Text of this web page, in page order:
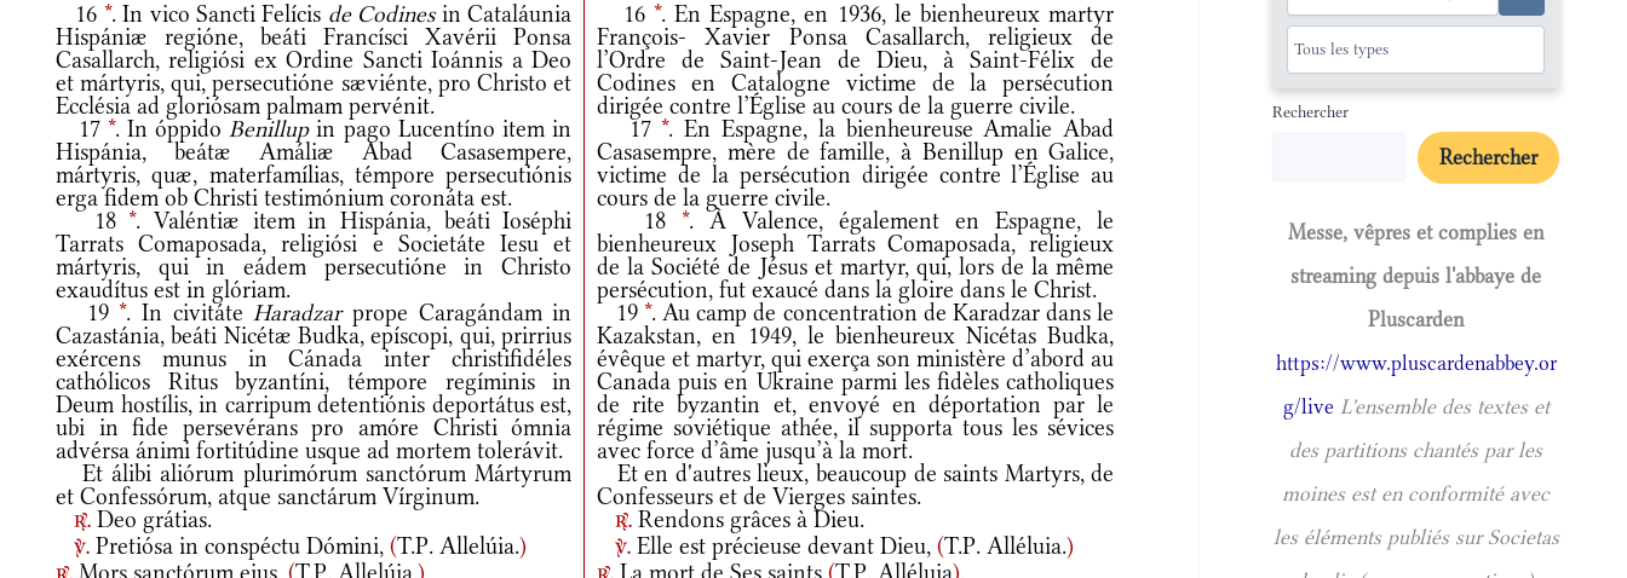
16 *. In vico Sancti Felícis de Codinesin Cataláunia
Hispániæ regióne, beáti Francísci Xavérii Ponsa
Casallarch, religiósi ex Ordine Sancti Ioánnis a Deo
et mártyris, qui, persecutióne sæviénte, pro Christo et
Ecclésia ad gloriósam palmam pervénit.
16 *. En Espagne, en 1936, le bienheureux martyr
François- Xavier Ponsa Casallarch, religieux de
l’Ordre de Saint-Jean de Dieu, à Saint-Félix de
Codines en Catalogne victime de la persécution
dirigée contre l’Église au cours de la guerre civile.
17 *. In óppidoBenillupin pago Lucentíno item in
Hispánia, beátæ Amáliæ Abad Casasempere,
mártyris, quæ, materfamílias, témpore persecutiónis
erga fidem ob Christi testimónium coronáta est.
17 *. En Espagne, la bienheureuse Amalie Abad
Casasempre, mère de famille, à Benillup en Galice,
victime de la persécution dirigée contre l’Église au
cours de la guerre civile.
18 *. Valéntiæ item in Hispánia, beáti Ioséphi
Tarrats Comaposada, religiósi e Societáte Iesu et
mártyris, qui in eádem persecutióne in Christo
exaudítus est in glóriam.
18 *. À Valence, également en Espagne, le
bienheureux Joseph Tarrats Comaposada, religieux
de la Société de Jésus et martyr, qui, lors de la même
persécution, fut exaucé dans la gloire dans le Christ.
19 *. In civitáteHaradzarprope Caragándam in
Cazastánia, beáti Nicétæ Budka, epíscopi, qui, prirrius
exércens munus in Cánada inter christifidéles
cathólicos Ritus byzantíni, témpore regíminis in
Deum hostílis, in carripum detentiónis deportátus est,
ubi in fide persevérans pro amóre Christi ómnia
advérsa ánimi fortitúdine usque ad mortem tolerávit.
19 *. Au camp de concentration de Karadzar dans le
Kazakstan, en 1949, le bienheureux Nicétas Budka,
évêque et martyr, qui exerça son ministère d’abord au
Canada puis en Ukraine parmi les fidèles catholiques
de rite byzantin et, envoyé en déportation par le
régime soviétique athée, il supporta tous les sévices
avec force d’âme jusqu’à la mort.
Et álibi aliórum plurimórum sanctórum Mártyrum
et Confessórum, atque sanctárum Vírginum.
Et en d'autres lieux, beaucoup de saints Martyrs, de
Confesseurs et de Vierges saintes.
r. Deo grátias. r. Rendons grâces à Dieu.
v. Pretiósa in conspéctu Dómini, (T.P. Allelúia.) v. Elle est précieuse devant Dieu,(T.P. Alléluia.)
Rechercher
Rechercher
Messe, vêpres et complies en
streaming depuis l'abbaye de
Pluscarden
https://www.pluscardenabbey.or
g/live L'ensemble des textes et
des partitions chantés par les
moines est en conformité avec
les éléments publiés sur Societas